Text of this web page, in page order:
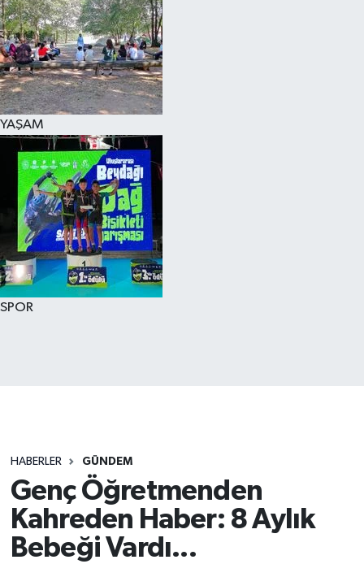
YAŞAM
SPOR
HABERLER GÜNDEM
Genç Öğretmenden
Kahreden Haber: 8 Aylık
Bebeği Vardı...